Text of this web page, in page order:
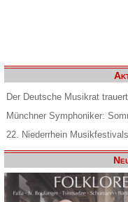
Der Deutsche Musikrat
Münchner Symphoniker:
22. Niederrhein